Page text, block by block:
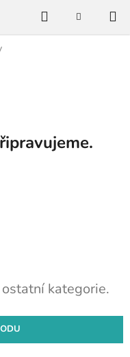
HledatNÁKUPNÍ
kategorie.